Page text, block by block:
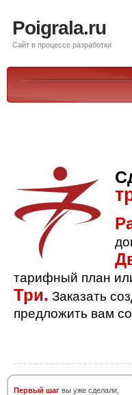
Poigrala.ru
Сайт в процессе разработки
тарифный план
Три. Заказать
предложить вам
Первый шаг вы уже сделали,